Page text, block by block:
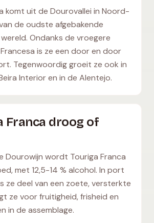
komt uit de Dourovallei in Noord-
de oudste afgebakende
Ondanks de vroegere
is ze een door en door
Tegenwoordig groeit ze ook in
Interior en in de Alentejo.
Franca droog of
Dourowijn wordt Touriga Franca
met 12,5-14 % alcohol. In port
ze deel van een zoete, versterkte
ze voor fruitigheid, frisheid en
in de assemblage.